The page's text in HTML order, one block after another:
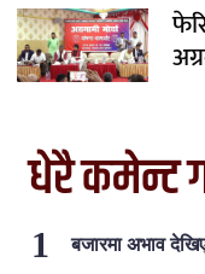
धेरै कमेन्ट
बजारमा अभाव